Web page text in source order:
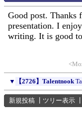
Good post.
presentation. I
writing. It is good
▼ 【2726】Talentnook
新規投稿 ツリー表示